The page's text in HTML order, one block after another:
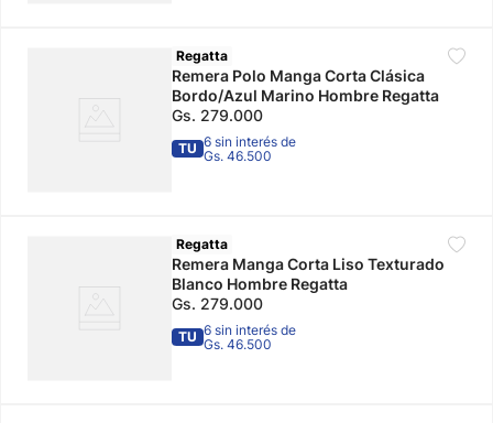
Regatta
Remera Polo Manga Corta Clásica
Bordo/Azul Marino Hombre Regatta
Gs. 279.000
TU 6 sin interés de
Gs. 46.500
Regatta
Remera Manga Corta Liso Texturado
Blanco Hombre Regatta
Gs. 279.000
TU 6 sin interés de
Gs. 46.500